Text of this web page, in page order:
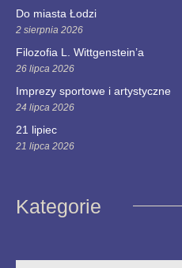
Do miasta Łodzi
2 sierpnia 2026
Filozofia L. Wittgenstein’a
26 lipca 2026
Imprezy sportowe i artystyczne
24 lipca 2026
21 lipiec
21 lipca 2026
Kategorie